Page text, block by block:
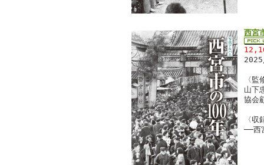
西宮
〈監
山下
協会
〈
──西